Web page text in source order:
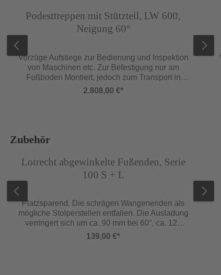
Podesttreppen mit Stützteil, LW 600,
Neigung 60°
Vorzüge Aufstiege zur Bedienung und Inspektion
von Maschinen etc. Zur Befestigung nur am
Fußboden Montiert, jedoch zum Transport in
Baugruppen zerlegt Holme Untere
Wangenenden mit Treppenfußwinkel, inkl.
Podest (andere Ausführungen auf
Aluminium-Profil mit Aluminiumguss-
Verbindungen Verschraubt an Treppe und
Podest Mit Winkel, inkl. Bohrung für ortsfeste
Podestlänge 1000 mm Podestgeländerhöhe
1100 mm Sonderausstattungen (siehe ab Seite
149): Podestvergrößerung/-verkleinerung
Lotrecht abgewinkelte Fußenden anstelle
2.808,00 €*
Produktgalerie überspringen
Zubehör
Lotrecht abgewinkelte Fußenden, Serie
100 S + L
Platzsparend. Die schrägen Wangenenden als
mögliche Stolperstellen entfallen. Die Ausladung
verringert sich um ca. 90 mm bei 60°, ca. 120
mm bei 45° Neigung. (Für 2 Stück Holme)
139,00 €*